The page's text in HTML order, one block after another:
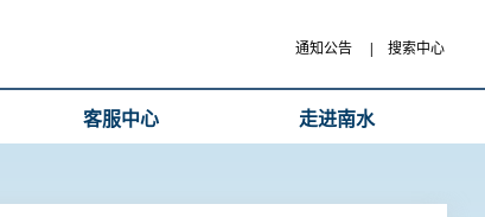
通知公告 | 搜索中心
客服中心 走进南水